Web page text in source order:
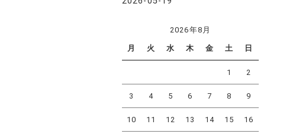
2026年8月
月 火 水 木 金 土 日
1 2
3 4 5 6 7 8 9
10 11 12 13 14 15 16